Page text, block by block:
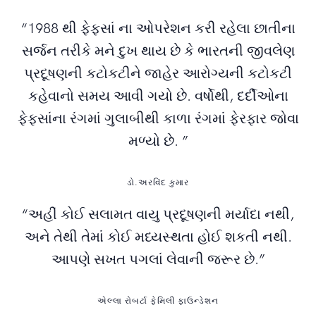
“1988 થી ફેફસાં ના ઓપરેશન કરી રહેલા છાતીના
સર્જન તરીકે મને દુખ થાય છે કે ભારતની જીવલેણ
પ્રદૂષણની કટોકટીને જાહેર આરોગ્યની કટોકટી
કહેવાનો સમય આવી ગયો છે. વર્ષોથી, દર્દીઓના
ફેફસાંના રંગમાં ગુલાબીથી કાળા રંગમાં ફેરફાર જોવા
મળ્યો છે. ”
ડો.અરવિંદ કુમાર
“અહીં કોઈ સલામત વાયુ પ્રદૂષણની મર્યાદા નથી,
અને તેથી તેમાં કોઈ મધ્યસ્થતા હોઈ શકતી નથી.
આપણે સખત પગલાં લેવાની જરૂર છે.”
એલ્લા રોબર્ટા ફેમિલી ફાઉન્ડેશન